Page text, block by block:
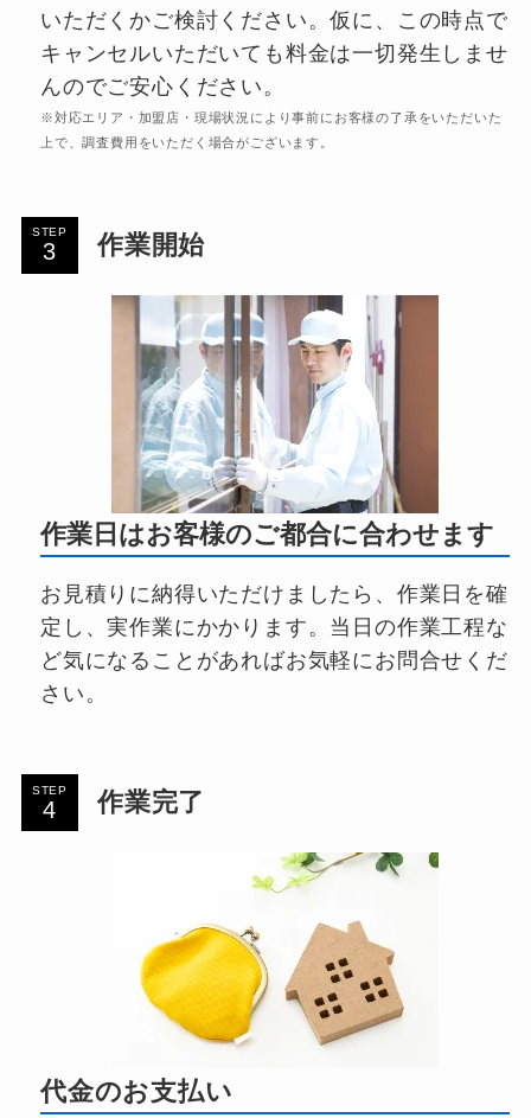
いただくかご検討ください。仮に、この時点で
キャンセルいただいても料金は一切発生しませ
んのでご安心ください。
※対応エリア・加盟店・現場状況により事前にお客様の了承をいただいた
上で、調査費用をいただく場合がございます。
STEP 作業開始
作業日はお客様のご都合に合わせます
お見積りに納得いただけましたら、作業日を確
定し、実作業にかかります。当日の作業工程な
ど気になることがあればお気軽にお問合せくだ
さい。
STEP 作業完了
代金のお支払い0120-949-628